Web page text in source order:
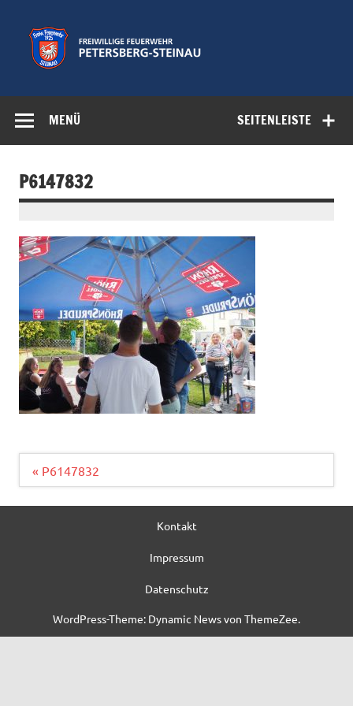
springen
Feuerwehr
Petersberg-
SEITENLEISTE
MENÜ
P6147832
Beitragsnavigation
« P6147832
Kontakt
Impressum
Datenschutz
WordPress-Theme: Dynamic News von ThemeZee.